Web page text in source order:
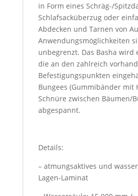
in Form eines Schräg-/
Schlafsacküberzug oder
Abdecken und Tarnen von
Anwendungsmöglichkeiten
unbegrenzt. Das Basha wird
die an den zahlreich
Befestigungspunkten
Bungees (Gummibänder mit
Schnüre zwischen Bäumen/
abgespannt.
Details:
– atmungsaktives und
Lagen-Laminat